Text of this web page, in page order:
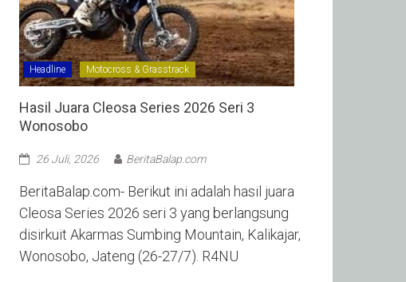
Headline Motocross & Grasstrack
Hasil Juara Cleosa Series 2026 Seri 3
Wonosobo ‎
26 Juli, 2026 BeritaBalap.com
BeritaBalap.com- Berikut ini adalah hasil juara
Cleosa Series 2026 seri 3 yang berlangsung
disirkuit Akarmas Sumbing Mountain, Kalikajar,
Wonosobo, Jateng (26-27/7). R4NU